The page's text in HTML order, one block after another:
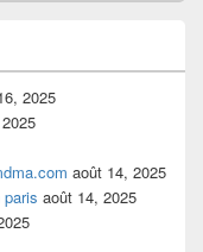
2025
août 14, 2025
août 14, 2025